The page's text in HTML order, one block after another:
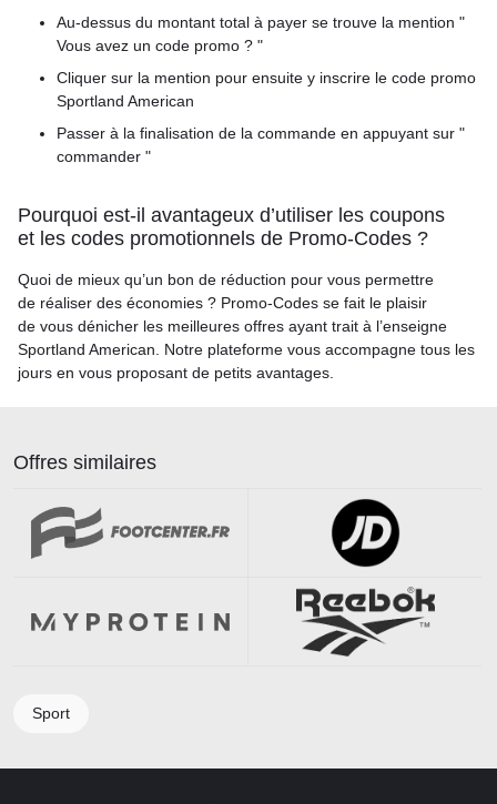
Au-dessus du montant total à payer se trouve la mention "
Vous avez un code promo ? "
Cliquer sur la mention pour ensuite y inscrire le code promo
Sportland American
Passer à la finalisation de la commande en appuyant sur "
commander "
Pourquoi est-il avantageux d’utiliser les coupons
et les codes promotionnels de Promo-Codes ?
Quoi de mieux qu’un bon de réduction pour vous permettre
de réaliser des économies ? Promo-Codes se fait le plaisir
de vous dénicher les meilleures offres ayant trait à l’enseigne
Sportland American. Notre plateforme vous accompagne tous les
jours en vous proposant de petits avantages.
Offres similaires
Sport